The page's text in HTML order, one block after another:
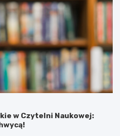
w Czytelni Naukowej: